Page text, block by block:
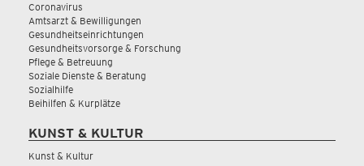
Coronavirus
Amtsarzt & Bewilligungen
Gesundheitseinrichtungen
Gesundheitsvorsorge & Forschung
Pflege & Betreuung
Soziale Dienste & Beratung
Sozialhilfe
Beihilfen & Kurplätze
KUNST & KULTUR
Kunst & Kultur